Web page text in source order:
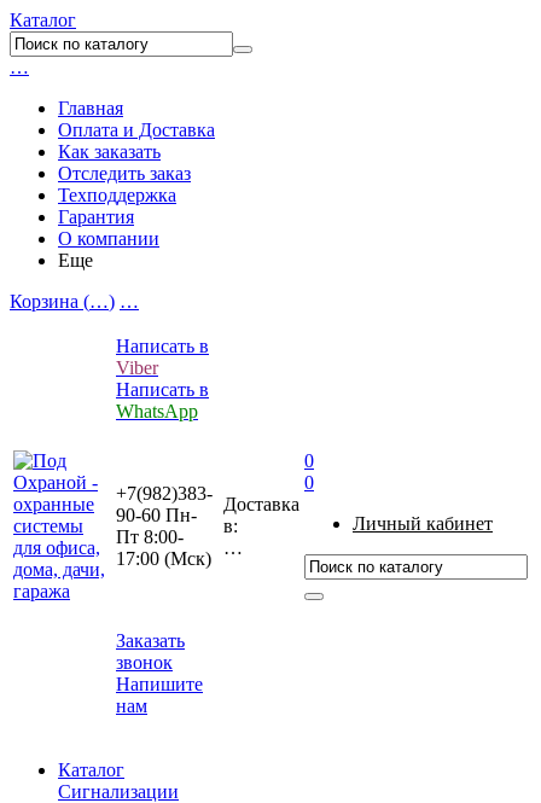
Каталог
…
Главная
Оплата и Доставка
Как заказать
Отследить заказ
Техподдержка
Гарантия
О компании
Еще
Корзина (…) …
Написать в
Viber
Написать в
WhatsApp
+7(982)383-
90-60 Пн-
Пт 8:00-
17:00 (Мcк)
Заказать
звонок
Напишите
нам
Доставка
в:
…
0
0
Личный кабинет
Каталог
Сигнализации